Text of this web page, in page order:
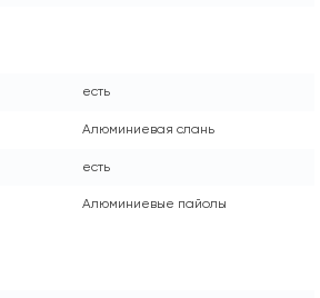
есть
Алюминиевая слань
есть
Алюминиевые пайолы